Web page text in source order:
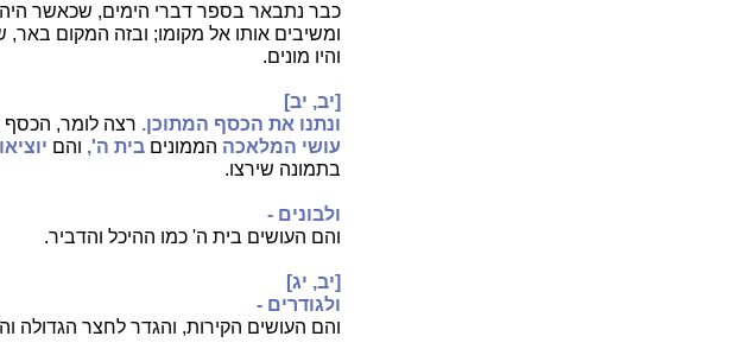
כבר נתבאר בספר דברי הימים, שכאשר היה
ומשיבים אותו אל מקומו; ובזה המקום
והיו מונים.
[יב, יב]
ונתנו את הכסף המתוכן. רצה לומר, הכסף
עושי המלאכה הממונים בית ה', והם יוציאו
בתמונה שירצו.
ולבונים -
והם העושים בית ה' כמו ההיכל והדביר.
[יב, יג]
ולגודרים -
והם העושים הקירות, והגדר לחצר הגדולה